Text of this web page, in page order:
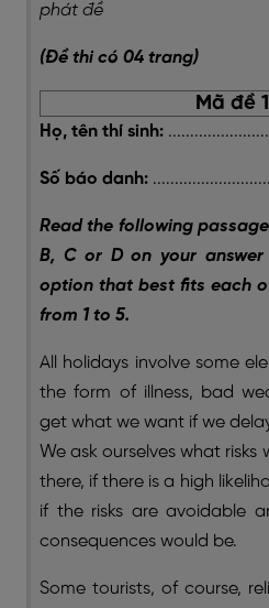
phát đề
(Đề thi có 04 trang)
Mã đề
Họ, tên thí sinh:
Số báo danh:
Read the following
B, C or D on your
option that best fits each
from 1 to 5.
All holidays involve some
the form of illness, bad
get what we want if we
We ask ourselves what risks
there, if there is a high
if the risks are avoidable
consequences would be.
Some tourists, of course,